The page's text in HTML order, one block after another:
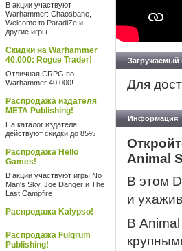
В акции участвуют
Warhammer: Chaosbane,
Welcome to ParadiZe и
другие игры
Скидки на Warhammer
40,000: Rogue Trader!
Отличная CRPG по
Warhammer 40,000!
Распродажа издателя
META Publishing!
На каталог издателя
действуют скидки до 85%
Распродажа Hello
Games!
В акции участвуют игры No
Man's Sky, Joe Danger и The
Last Campfire
Распродажа Kalypso!
Распродажа Fulqrum
Publishing!
Загружаемый
Для
Информация
Animal
В этом
и
В